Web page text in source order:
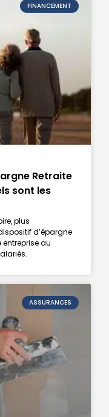
FINANCEMENT
Retraite
sont les
plus
d’épargne
entreprise au
ASSURANCES